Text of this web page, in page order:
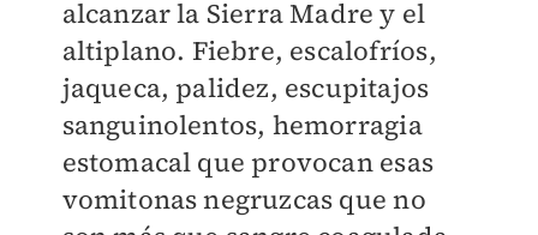
alcanzar la Sierra Madre y el
altiplano. Fiebre, escalofríos,
jaqueca, palidez, escupitajos
sanguinolentos, hemorragia
estomacal que provocan esas
vomitonas negruzcas que no